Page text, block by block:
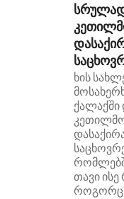
ხის
ქალაქში
თავი
როგორც